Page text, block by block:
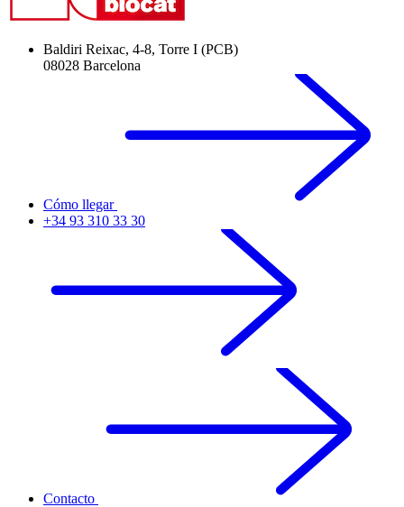
Baldiri Reixac, 4-8, Torre I (PCB)
08028 Barcelona
Cómo llegar
+34 93 310 33 30
Contacto